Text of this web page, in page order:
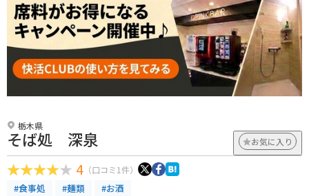
栃木県
そば処 深泉 お気に入り
4 （口コミ1件）
#食事処 #麺類 #お酒